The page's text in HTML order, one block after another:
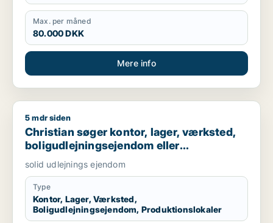
Max. per måned
80.000 DKK
Mere info
Christian søger kontor, lager, værksted,
5 mdr siden
Christian søger kontor, lager, værksted,
boligudlejningsejendom eller
produktionslokaler til salg i Nordsjælland,
Roskilde eller Holbæk
solid udlejnings ejendom
Type
Kontor, Lager, Værksted,
Boligudlejningsejendom, Produktionslokaler